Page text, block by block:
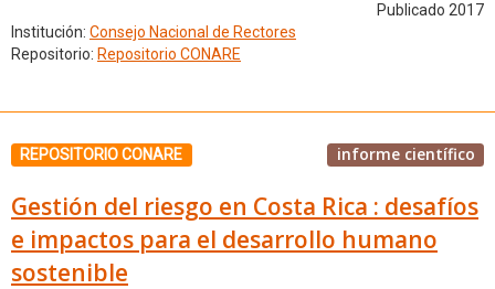
Publicado 2017
Institución: Consejo Nacional de Rectores
Repositorio: Repositorio CONARE
REPOSITORIO CONARE informe científico
Gestión del riesgo en Costa Rica : desafíos
e impactos para el desarrollo humano
sostenible